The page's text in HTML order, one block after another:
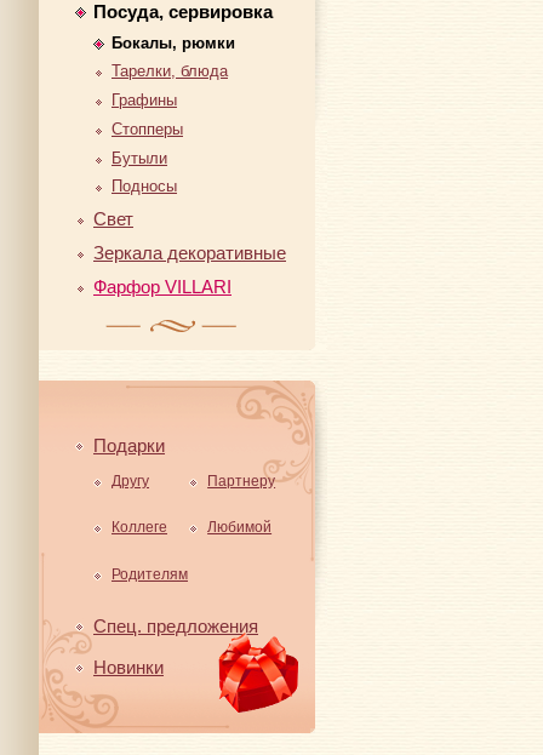
Посуда, сервировка
Бокалы, рюмки
Тарелки, блюда
Графины
Стопперы
Бутыли
Подносы
Свет
Зеркала декоративные
Фарфор VILLARI
Подарки
Другу Партнеру
Коллеге Любимой
Родителям
Спец. предложения
Новинки